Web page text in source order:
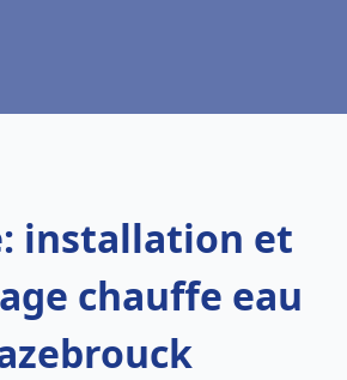
installation et
chauffe eau